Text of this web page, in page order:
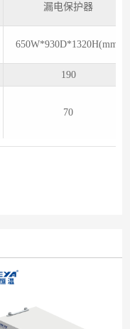
漏电保护器
650W*930D*1320H(mm)
190
70